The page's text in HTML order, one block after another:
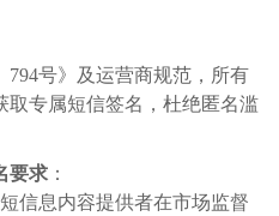
794号》及运营商规范，所有
取专属短信签名，杜绝匿名滥
要求 ：
信息内容提供者在市场监督